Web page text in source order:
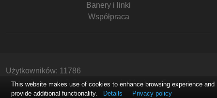
Banery i linki
Współpraca
Użytkowników: 11786
Copyright © Stowarzyszenie Musicam Sacram
This website makes use of cookies to enhance browsing experience and
provide additional functionality.
Details Privacy policy